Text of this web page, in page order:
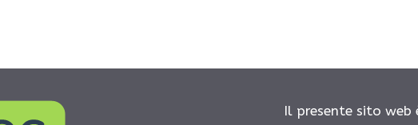
Il presente sito